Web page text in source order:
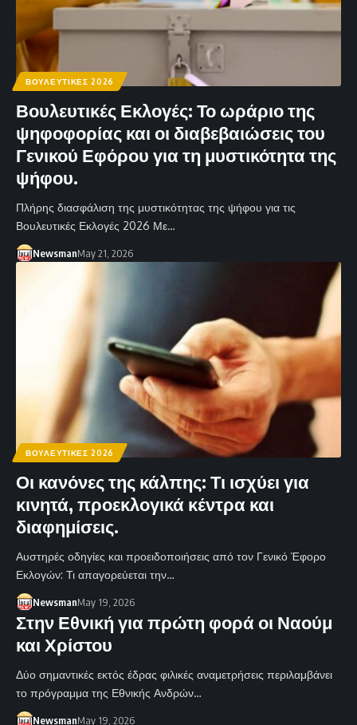
ΒΟΥΛΕΥΤΙΚΕΣ 2026
Βουλευτικές Εκλογές: Το ωράριο της
ψηφοφορίας και οι διαβεβαιώσεις του
Γενικού Εφόρου για τη μυστικότητα της
ψήφου.
Πλήρης διασφάλιση της μυστικότητας της ψήφου για τις
Βουλευτικές Εκλογές 2026 Με…
NewsmanMay 21, 2026
ΒΟΥΛΕΥΤΙΚΕΣ 2026
Οι κανόνες της κάλπης: Τι ισχύει για
κινητά, προεκλογικά κέντρα και
διαφημίσεις.
Αυστηρές οδηγίες και προειδοποιήσεις από τον Γενικό Έφορο
Εκλογών: Τι απαγορεύεται την…
NewsmanMay 19, 2026
Στην Εθνική για πρώτη φορά οι Ναούμ
και Χρίστου
Δύο σημαντικές εκτός έδρας φιλικές αναμετρήσεις περιλαμβάνει
το πρόγραμμα της Εθνικής Ανδρών…
NewsmanMay 19, 2026